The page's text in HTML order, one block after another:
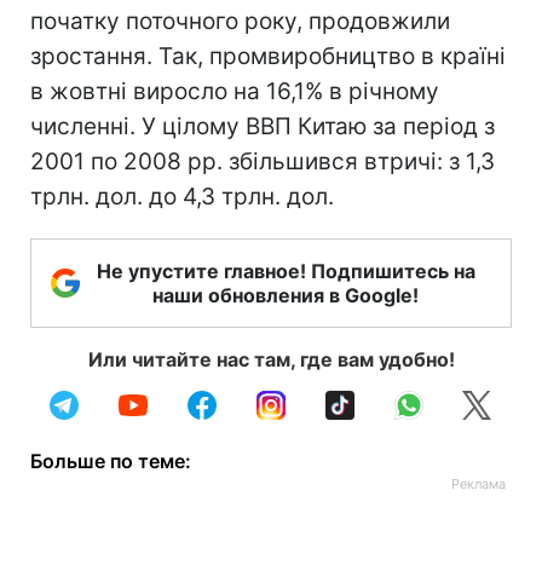
початку поточного року, продовжили
зростання. Так, промвиробництво в країні
в жовтні виросло на 16,1% в річному
численні. У цілому ВВП Китаю за період з
2001 по 2008 рр. збільшився втричі: з 1,3
трлн. дол. до 4,3 трлн. дол.
Не упустите главное! Подпишитесь на
наши обновления в Google!
Или читайте нас там, где вам удобно!
Больше по теме: